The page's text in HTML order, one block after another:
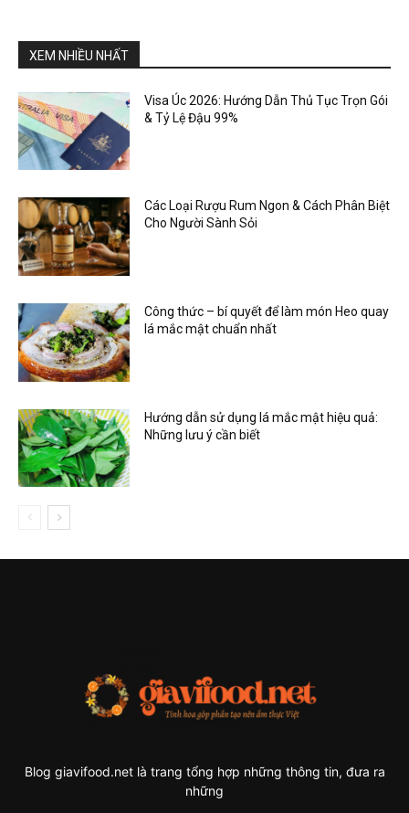
XEM NHIỀU NHẤT
Visa Úc 2026: Hướng Dẫn Thủ Tục Trọn Gói
& Tỷ Lệ Đậu 99%
Các Loại Rượu Rum Ngon & Cách Phân Biệt
Cho Người Sành Sỏi
Công thức – bí quyết để làm món Heo quay
lá mắc mật chuẩn nhất
Hướng dẫn sử dụng lá mắc mật hiệu quả:
Những lưu ý cần biết
Blog giavifood.net là trang tổng hợp những thông tin, đưa ra
những